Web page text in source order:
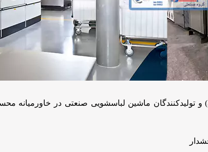
و تولیدکنندگان ماشین لباسشویی صنعتی در